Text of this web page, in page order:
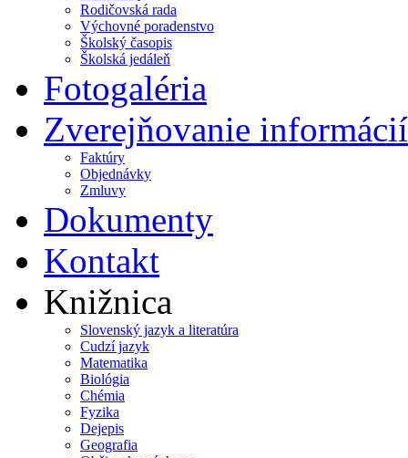
Rodičovská rada
Výchovné poradenstvo
Školský časopis
Školská jedáleň
Fotogaléria
Zverejňovanie informácií
Faktúry
Objednávky
Zmluvy
Dokumenty
Kontakt
Knižnica
Slovenský jazyk a literatúra
Cudzí jazyk
Matematika
Biológia
Chémia
Fyzika
Dejepis
Geografia